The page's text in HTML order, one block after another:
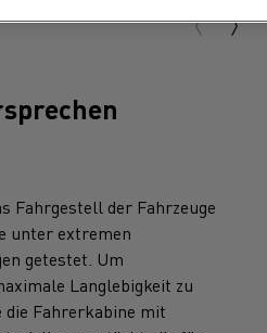
Fahrgestell der Fahrzeuge
unter extremen
getestet. Um
Langlebigkeit zu
Fahrerkabine mit